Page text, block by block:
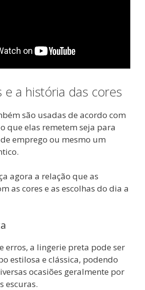
e a história das cores
são usadas de acordo com
que elas remetem seja para
emprego ou mesmo um
agora a relação que as
as cores e as escolhas do dia a
erros, a lingerie preta pode ser
estilosa e clássica, podendo
ocasiões geralmente por
escuras.